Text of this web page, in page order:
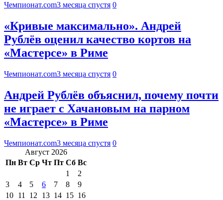
Чемпионат.com3 месяца спустя 0
«Кривые максимально». Андрей
Рублёв оценил качество кортов на
«Мастерсе» в Риме
Чемпионат.com3 месяца спустя 0
Андрей Рублёв объяснил, почему почти
не играет с Хачановым на парном
«Мастерсе» в Риме
Чемпионат.com3 месяца спустя 0
Август 2026
Пн Вт Ср Чт Пт Сб Вс
1
2
3
4 5 6 7 8
9
10 11 12 13 14 15 16